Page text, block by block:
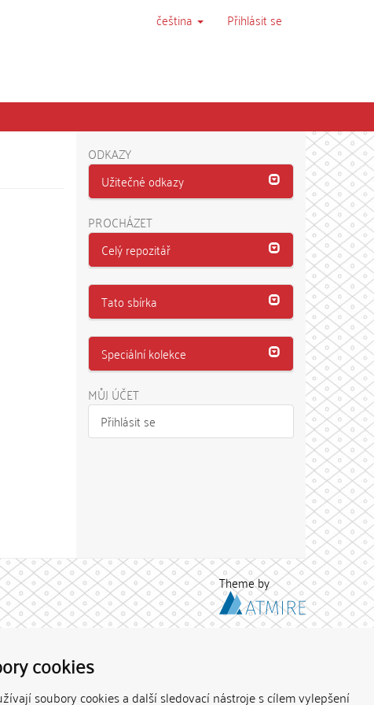
cookies
soubory cookies a další sledovací nástroje s cílem vylepšení
čeština Přihlásit se
ODKAZY
Užitečné odkazy
PROCHÁZET
Celý repozitář
Tato sbírka
Speciální kolekce
MŮJ ÚČET
Přihlásit se
Theme by